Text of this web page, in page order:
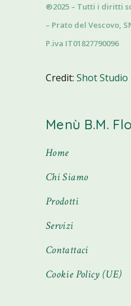
®2025 – Tutti i diritti
– Prato del Vescovo,
P.iva IT01827790096
Credit:Shot Studio
Menù B.M.
Home
Chi Siamo
Prodotti
Servizi
Contattaci
Cookie Policy (UE)